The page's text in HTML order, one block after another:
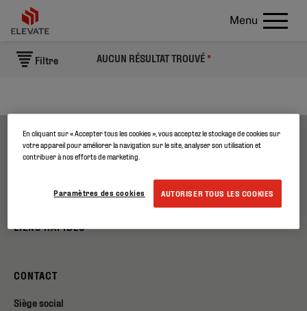
Menu
Filtre AUCUN RÉSULTAT TROUVÉ*
A PROPOS DE NOUS
PRODUITS
LIENS RAPIDES
CONTACT
Siège social
En cliquant sur « Accepter tous les cookies », vous acceptez le stockage de cookies sur
votre appareil pour améliorer la navigation sur le site, analyser son utilisation et
contribuer à nos efforts de marketing.
AUTORISER TOUS LES COOKIES
Paramètres des cookies